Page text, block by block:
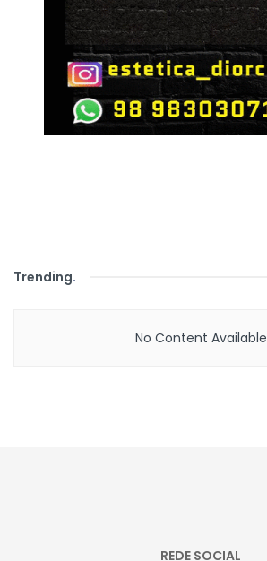
Trending.
No Content Available
REDE SOCIAL